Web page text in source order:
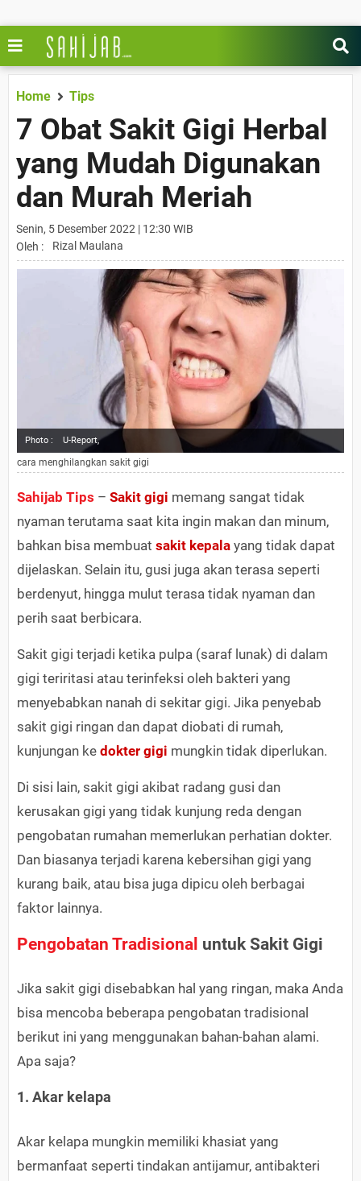
Home Tips
7 Obat Sakit Gigi Herbal
yang Mudah Digunakan
dan Murah Meriah
Senin, 5 Desember 2022 | 12:30 WIB
Oleh :
Rizal Maulana
Photo : U-Report,
cara menghilangkan sakit gigi
Sahijab Tips – Sakit gigi memang sangat tidak
nyaman terutama saat kita ingin makan dan minum,
bahkan bisa membuat sakit kepala yang tidak dapat
dijelaskan. Selain itu, gusi juga akan terasa seperti
berdenyut, hingga mulut terasa tidak nyaman dan
perih saat berbicara.
Sakit gigi terjadi ketika pulpa (saraf lunak) di dalam
gigi teriritasi atau terinfeksi oleh bakteri yang
menyebabkan nanah di sekitar gigi. Jika penyebab
sakit gigi ringan dan dapat diobati di rumah,
kunjungan ke dokter gigi mungkin tidak diperlukan.
Di sisi lain, sakit gigi akibat radang gusi dan
kerusakan gigi yang tidak kunjung reda dengan
pengobatan rumahan memerlukan perhatian dokter.
Dan biasanya terjadi karena kebersihan gigi yang
kurang baik, atau bisa juga dipicu oleh berbagai
faktor lainnya.
Pengobatan Tradisional untuk Sakit Gigi
Jika sakit gigi disebabkan hal yang ringan, maka Anda
bisa mencoba beberapa pengobatan tradisional
berikut ini yang menggunakan bahan-bahan alami.
Apa saja?
1. Akar kelapa
Akar kelapa mungkin memiliki khasiat yang
bermanfaat seperti tindakan antijamur, antibakteri